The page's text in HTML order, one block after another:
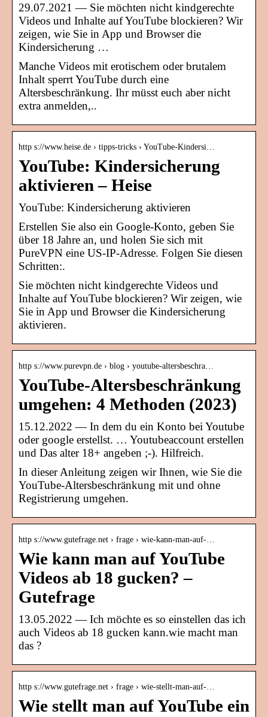
29.07.2021 — Sie möchten nicht kindgerechte
Videos und Inhalte auf YouTube blockieren? Wir
zeigen, wie Sie in App und Browser die
Kindersicherung …
Manche Videos mit erotischem oder brutalem
Inhalt sperrt YouTube durch eine
Altersbeschränkung. Ihr müsst euch aber nicht
extra anmelden,..
http s://www.heise.de › tipps-tricks › YouTube-Kindersi…
YouTube: Kindersicherung
aktivieren – Heise
YouTube: Kindersicherung aktivieren
Erstellen Sie also ein Google-Konto, geben Sie
über 18 Jahre an, und holen Sie sich mit
PureVPN eine US-IP-Adresse. Folgen Sie diesen
Schritten:.
Sie möchten nicht kindgerechte Videos und
Inhalte auf YouTube blockieren? Wir zeigen, wie
Sie in App und Browser die Kindersicherung
aktivieren.
http s://www.purevpn.de › blog › youtube-altersbeschra…
YouTube-Altersbeschränkung
umgehen: 4 Methoden (2023)
15.12.2022 — In dem du ein Konto bei Youtube
oder google erstellst. … Youtubeaccount erstellen
und Das alter 18+ angeben ;-). Hilfreich.
In dieser Anleitung zeigen wir Ihnen, wie Sie die
YouTube-Altersbeschränkung mit und ohne
Registrierung umgehen.
http s://www.gutefrage.net › frage › wie-kann-man-auf-…
Wie kann man auf YouTube
Videos ab 18 gucken? –
Gutefrage
13.05.2022 — Ich möchte es so einstellen das ich
auch Videos ab 18 gucken kann.wie macht man
das ?
http s://www.gutefrage.net › frage › wie-stellt-man-auf-…
Wie stellt man auf YouTube ein